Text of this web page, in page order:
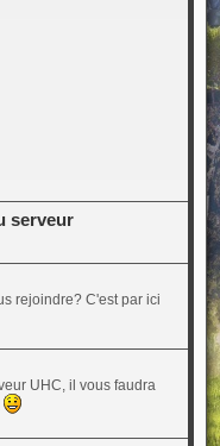
serveur
rejoindre? C'est par ici
UHC, il vous faudra